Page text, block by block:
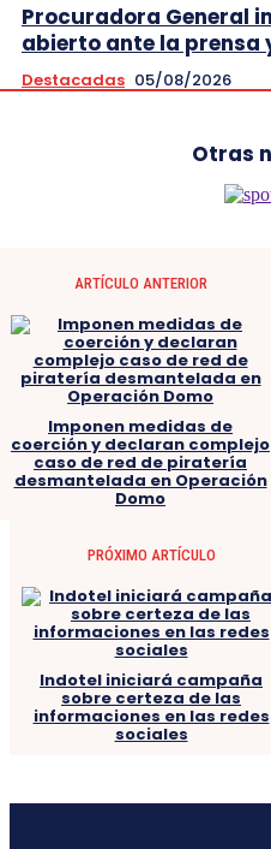
Procuradora General
abierto ante la prensa
Destacadas 05/08/2026
Otras
ARTÍCULO ANTERIOR
Imponen medidas de
coerción y declaran complejo
caso de red de piratería
desmantelada en Operación
Domo
PRÓXIMO ARTÍCULO
Indotel iniciará campaña
sobre certeza de las
informaciones en las redes
sociales